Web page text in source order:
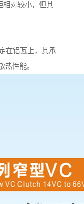
相对较小，但其
在铝瓦上，其承
热性能。